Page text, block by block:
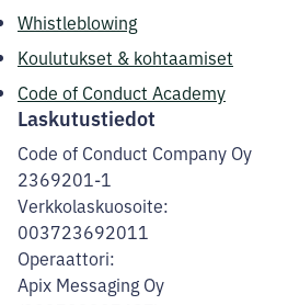
Whistleblowing
Koulutukset & kohtaamiset
Code of Conduct Academy
Laskutustiedot
Code of Conduct Company Oy
2369201-1
Verkkolaskuosoite:
003723692011
Operaattori:
Apix Messaging Oy